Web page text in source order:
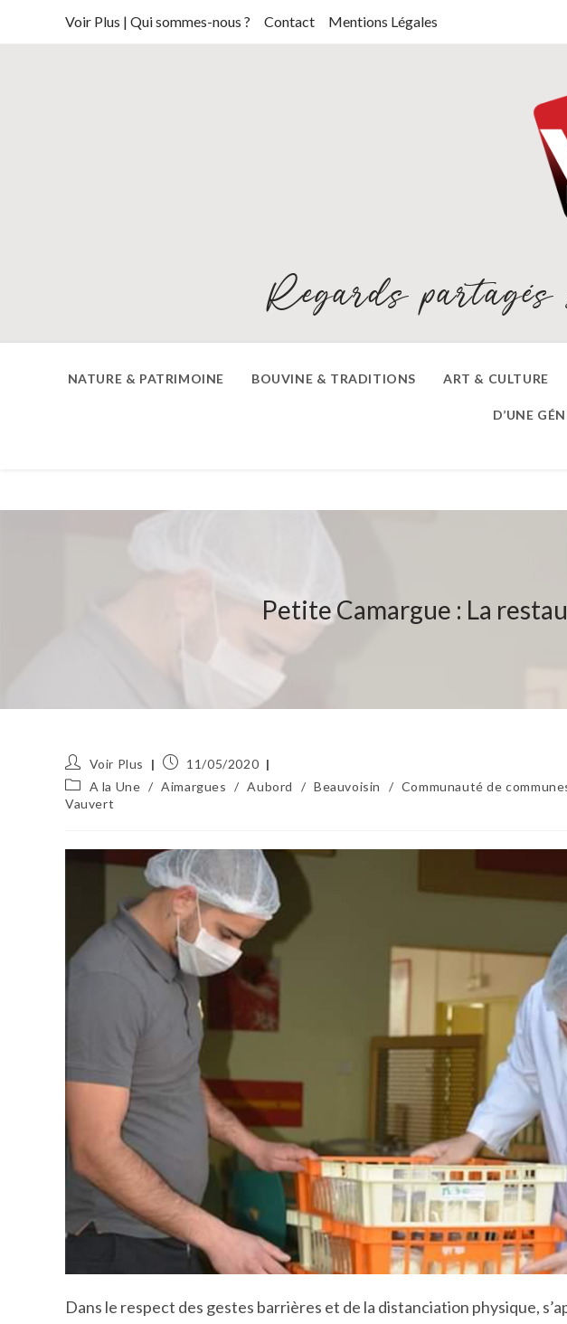
Voir Plus | Qui sommes-nous ? Contact Mentions Légales
Regards
NATURE & PATRIMOINE BOUVINE & TRADITIONS ART & CULTURE
D’UNE
Petite Camargue : La
Auteur/autrice
de
la
publication :
Voir Plus
Publication
publiée :
11/05/2020
Post
category:
A la Une / Aimargues / Aubord / Beauvoisin / Communauté de
Vauvert
Dans le respect des gestes barrières et de la distanciation physique,